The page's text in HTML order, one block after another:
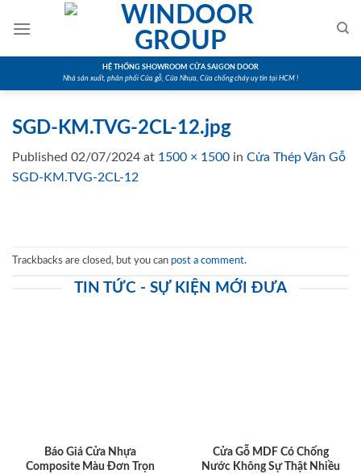
HỆ THỐNG SHOWROOM CỬA SAIGON DOOR
Nhà sản xuất, phân phối Cửa gỗ, Cửa Nhựa, Cửa chống cháy uy tín tại HCM !
SGD-KM.TVG-2CL-12.jpg
Published 02/07/2024 at 1500 × 1500 in Cửa Thép Vân Gỗ
SGD-KM.TVG-2CL-12
Trackbacks are closed, but you can post a comment.
TIN TỨC - SỰ KIỆN MỚI ĐƯA
Báo Giá Cửa Nhựa
Composite Màu Đơn Trọn
Cửa Gỗ MDF Có Chống
Nước Không Sự Thật Nhiều